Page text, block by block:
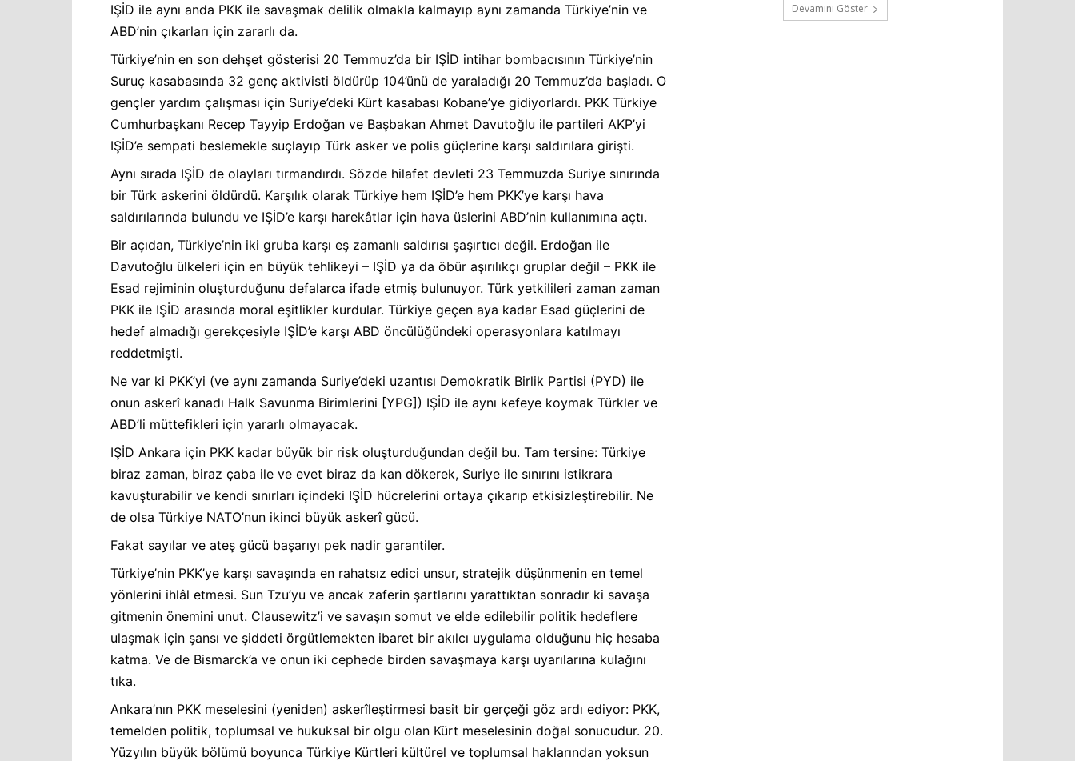
IŞİD ile aynı anda PKK ile savaşmak delilik olmakla kalmayıp aynı zamanda Türkiye’nin ve
ABD’nin çıkarları için zararlı da.
Türkiye’nin en son dehşet gösterisi 20 Temmuz’da bir IŞİD intihar bombacısının Türkiye’nin
Suruç kasabasında 32 genç aktivisti öldürüp 104’ünü de yaraladığı 20 Temmuz’da başladı. O
gençler yardım çalışması için Suriye’deki Kürt kasabası Kobane’ye gidiyorlardı. PKK Türkiye
Cumhurbaşkanı Recep Tayyip Erdoğan ve Başbakan Ahmet Davutoğlu ile partileri AKP’yi
IŞİD’e sempati beslemekle suçlayıp Türk asker ve polis güçlerine karşı saldırılara girişti.
Aynı sırada IŞİD de olayları tırmandırdı. Sözde hilafet devleti 23 Temmuzda Suriye sınırında
bir Türk askerini öldürdü. Karşılık olarak Türkiye hem IŞİD’e hem PKK’ye karşı hava
saldırılarında bulundu ve IŞİD’e karşı harekâtlar için hava üslerini ABD’nin kullanımına açtı.
Bir açıdan, Türkiye’nin iki gruba karşı eş zamanlı saldırısı şaşırtıcı değil. Erdoğan ile
Davutoğlu ülkeleri için en büyük tehlikeyi – IŞİD ya da öbür aşırılıkçı gruplar değil – PKK ile
Esad rejiminin oluşturduğunu defalarca ifade etmiş bulunuyor. Türk yetkilileri zaman zaman
PKK ile IŞİD arasında moral eşitlikler kurdular. Türkiye geçen aya kadar Esad güçlerini de
hedef almadığı gerekçesiyle IŞİD’e karşı ABD öncülüğündeki operasyonlara katılmayı
reddetmişti.
Ne var ki PKK’yi (ve aynı zamanda Suriye’deki uzantısı Demokratik Birlik Partisi (PYD) ile
onun askerî kanadı Halk Savunma Birimlerini [YPG]) IŞİD ile aynı kefeye koymak Türkler ve
ABD’li müttefikleri için yararlı olmayacak.
IŞİD Ankara için PKK kadar büyük bir risk oluşturduğundan değil bu. Tam tersine: Türkiye
biraz zaman, biraz çaba ile ve evet biraz da kan dökerek, Suriye ile sınırını istikrara
kavuşturabilir ve kendi sınırları içindeki IŞİD hücrelerini ortaya çıkarıp etkisizleştirebilir. Ne
de olsa Türkiye NATO’nun ikinci büyük askerî gücü.
Fakat sayılar ve ateş gücü başarıyı pek nadir garantiler.
Türkiye’nin PKK’ye karşı savaşında en rahatsız edici unsur, stratejik düşünmenin en temel
yönlerini ihlâl etmesi. Sun Tzu’yu ve ancak zaferin şartlarını yarattıktan sonradır ki savaşa
gitmenin önemini unut. Clausewitz’i ve savaşın somut ve elde edilebilir politik hedeflere
ulaşmak için şansı ve şiddeti örgütlemekten ibaret bir akılcı uygulama olduğunu hiç hesaba
katma. Ve de Bismarck’a ve onun iki cephede birden savaşmaya karşı uyarılarına kulağını
tıka.
Ankara’nın PKK meselesini (yeniden) askerîleştirmesi basit bir gerçeği göz ardı ediyor: PKK,
temelden politik, toplumsal ve hukuksal bir olgu olan Kürt meselesinin doğal sonucudur. 20.
Yüzyılın büyük bölümü boyunca Türkiye Kürtleri kültürel ve toplumsal haklarından yoksun
Devamını Göster